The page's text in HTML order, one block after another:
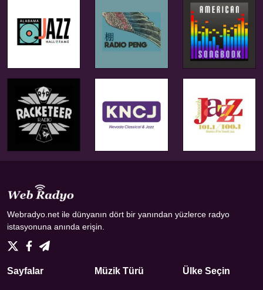
Webradyo.net ile dünyanın dört bir yanından yüzlerce radyo
istasyonuna anında erişin.
Sayfalar Müzik Türü Ülke Seçin